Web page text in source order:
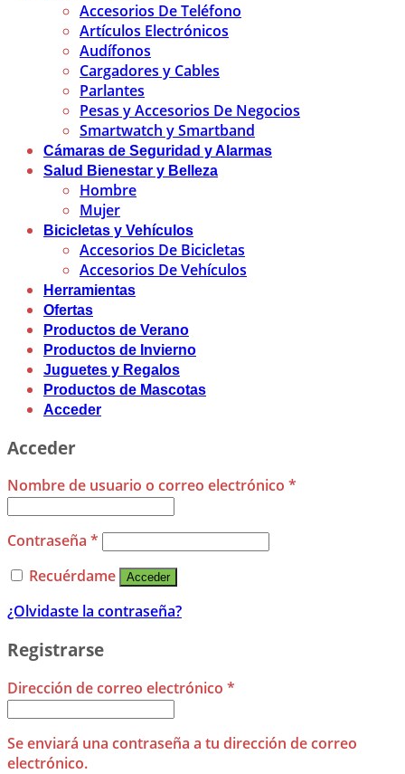
Accesorios De Teléfono
Artículos Electrónicos
Audífonos
Cargadores y Cables
Parlantes
Pesas y Accesorios De Negocios
Smartwatch y Smartband
Cámaras de Seguridad y Alarmas
Salud Bienestar y Belleza
Hombre
Mujer
Bicicletas y Vehículos
Accesorios De Bicicletas
Accesorios De Vehículos
Herramientas
Ofertas
Productos de Verano
Productos de Invierno
Juguetes y Regalos
Productos de Mascotas
Acceder
Acceder
Nombre de usuario o correo electrónico *
Contraseña *
Recuérdame
Acceder
¿Olvidaste la contraseña?
Registrarse
Dirección de correo electrónico *
Se enviará una contraseña a tu dirección de correo
electrónico.